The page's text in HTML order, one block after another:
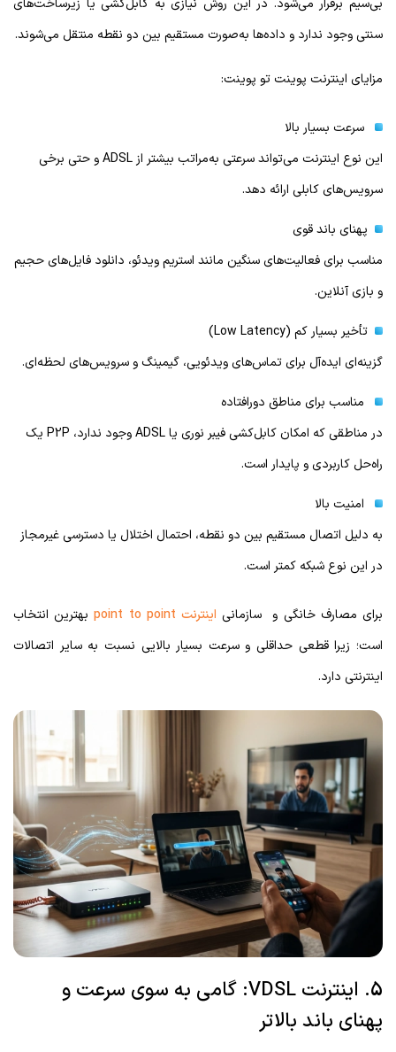
بی‌سیم برقرار می‌شود. در این روش نیازی به کابل‌کشی یا زیرساخت‌های
سنتی وجود ندارد و داده‌ها به‌صورت مستقیم بین دو نقطه منتقل می‌شوند.
مزایای اینترنت پوینت تو پوینت:
سرعت بسیار بالا
این نوع اینترنت می‌تواند سرعتی به‌مراتب بیشتر از ADSL و حتی برخی
سرویس‌های کابلی ارائه دهد.
پهنای باند قوی
مناسب برای فعالیت‌های سنگین مانند استریم ویدئو، دانلود فایل‌های حجیم
و بازی آنلاین.
تأخیر بسیار کم (Low Latency)
گزینه‌ای ایده‌آل برای تماس‌های ویدئویی، گیمینگ و سرویس‌های لحظه‌ای.
مناسب برای مناطق دورافتاده
در مناطقی که امکان کابل‌کشی فیبر نوری یا ADSL وجود ندارد، P2P یک
راه‌حل کاربردی و پایدار است.
امنیت بالا
به دلیل اتصال مستقیم بین دو نقطه، احتمال اختلال یا دسترسی غیرمجاز
در این نوع شبکه کمتر است.
برای مصارف خانگی و سازمانی اینترنت point to point
بهترین انتخاب
است؛ زیرا قطعی حداقلی و سرعت بسیار بالایی نسبت به سایر اتصالات
اینترنتی دارد.
5. اینترنت VDSL: گامی به سوی سرعت و
پهنای باند بالاتر